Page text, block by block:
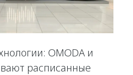
OMODA и
расписанные